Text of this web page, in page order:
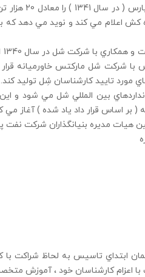
اعلام مي كند و نويد مي دهد كه
ماه 1340 شركت نفت پارس با شركت شل ماركتس
مورد تاييد كارشناسان شِل توليد كند.
بين المللي شل مي شود و
( بر اساس قرار داد ياد شده ) آغاز مي
هيات مديره بنيانگذاران شركت
ابتداي تاسيس به لحاظ شراكت با
اعزام كارشناسان خود ، آموزش